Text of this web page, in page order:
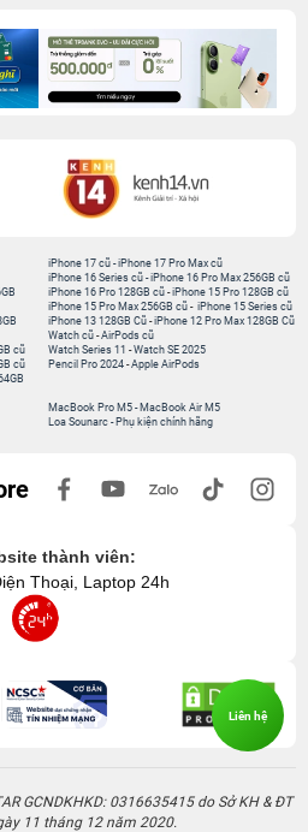
iPhone 17 cũ-iPhone 17 Pro Max cũ
iPhone 16 Series cũ- iPhone 16 Pro Max 256GB cũ
iPhone 16 Pro 128GB cũ-iPhone 15 Pro 128GB cũ
iPhone 15 Pro Max 256GB cũ- iPhone 15 Series cũ
cũ
cũ
iPhone 13 128GB Cũ-iPhone 12 Pro Max 128GB Cũ
Watch cũ-AirPods cũ
Watch Series 11 -Watch SE 2025
Pencil Pro 2024-Apple AirPods
MacBook Pro M5- MacBook Air M5
Loa Sounarc- Phụ kiện chính hãng
thành viên:
Thoại, Laptop 24h
GCNDKHKD: 0316635415 do Sở KH & ĐT
11 tháng 12 năm 2020.
Liên hệ